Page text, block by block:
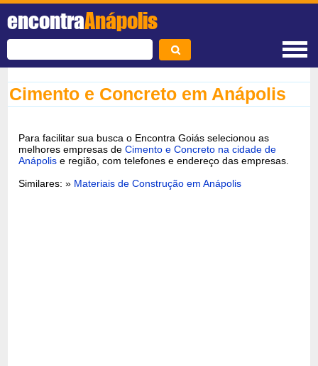
encontraAnápolis
Cimento e Concreto em Anápolis
Para facilitar sua busca o Encontra Goiás selecionou as
melhores empresas deCimento e Concreto na cidade de
Anápolis e região, com telefones e endereço das empresas.
Similares: » Materiais de Construção em Anápolis